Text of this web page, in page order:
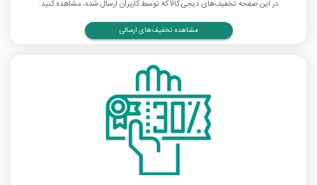
در این صفحه تخفیف‌های دیجی کالا که توسط کاربران ارسال شده، مشاهده کنید.
مشاهده تخفیف‌های ارسالی